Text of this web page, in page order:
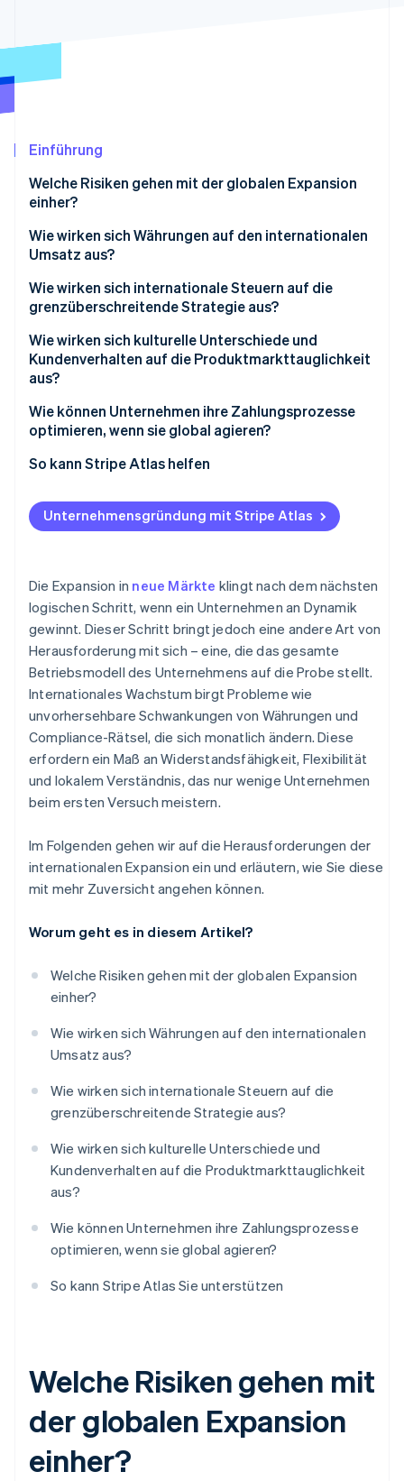
Start-up-Gründung
Climate
Stripe-Sessions 2026
Einführung
Welche Risiken gehen mit der globalen Expansion
einher?
Wie wirken sich Währungen auf den internationalen
Umsatz aus?
Wie wirken sich internationale Steuern auf die
grenzüberschreitende Strategie aus?
Unterschiedliche Steuerpflichten in verschiedenen
Märkten
Indirekte Steuern
Wie wirken sich kulturelle Unterschiede und
Kundenverhalten auf die Produktmarkttauglichkeit
aus?
Zu berücksichtigende kulturelle Unterschiede
Die Bedeutung der Lokalisierung
Wie können Unternehmen ihre Zahlungsprozesse
optimieren, wenn sie global agieren?
Lokale Zahlungspräferenzen
Internationale Zahlungen
Globale Zahlungen im großen Maßstab verwalten
So kann Stripe Atlas helfen
Beantragung bei Atlas
Zahlungen und Bankgeschäfte vor Erhalt der EIN-
Erwerb von Gründeranteilen ohne Barmittel
Automatische Einreichung des 83(b)-
Steuerformulars
Hochwertige rechtliche Unternehmensdokumente
Ein Jahr Stripe Payments kostenlos, plus
Partnergutschriften und Rabatte im Wert von
50.000 USD
Unternehmensgründung mit Stripe Atlas
Die Expansion in neue Märkte klingt nach dem nächsten
logischen Schritt, wenn ein Unternehmen an Dynamik
gewinnt. Dieser Schritt bringt jedoch eine andere Art von
Herausforderung mit sich – eine, die das gesamte
Betriebsmodell des Unternehmens auf die Probe stellt.
Internationales Wachstum birgt Probleme wie
unvorhersehbare Schwankungen von Währungen und
Compliance-Rätsel, die sich monatlich ändern. Diese
erfordern ein Maß an Widerstandsfähigkeit, Flexibilität
und lokalem Verständnis, das nur wenige Unternehmen
beim ersten Versuch meistern.
Im Folgenden gehen wir auf die Herausforderungen der
internationalen Expansion ein und erläutern, wie Sie diese
mit mehr Zuversicht angehen können.
Worum geht es in diesem Artikel?
Welche Risiken gehen mit der globalen Expansion
einher?
Wie wirken sich Währungen auf den internationalen
Umsatz aus?
Wie wirken sich internationale Steuern auf die
grenzüberschreitende Strategie aus?
Wie wirken sich kulturelle Unterschiede und
Kundenverhalten auf die Produktmarkttauglichkeit
aus?
Wie können Unternehmen ihre Zahlungsprozesse
optimieren, wenn sie global agieren?
So kann Stripe Atlas Sie unterstützen
Welche Risiken gehen mit
der globalen Expansion
einher?